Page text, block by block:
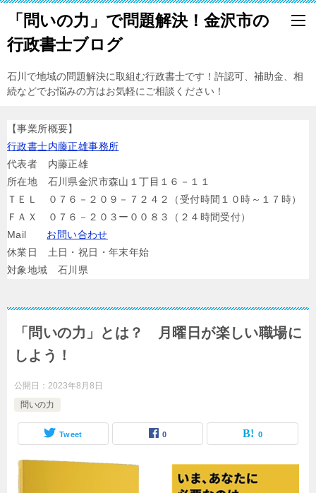
「問いの力」で問題解決！金沢市の
行政書士ブログ
石川で地域の問題解決に取組む行政書士です！許認可、補助金、相
続などでお悩みの方はお気軽にご相談ください！
【事業所概要】
行政書士内藤正雄事務所
代表者 内藤正雄
所在地 石川県金沢市森山１丁目１６－１１
ＴＥＬ ０７６－２０９－７２４２（受付時間１０時～１７時）
ＦＡＸ ０７６－２０３ー００８３（２４時間受付）
Mail お問い合わせ
休業日 土日・祝日・年末年始
対象地域 石川県
「問いの力」とは？ 月曜日が楽しい職場に
しよう！
公開日： 2023年8月8日
問いの力
Tweet 0 0